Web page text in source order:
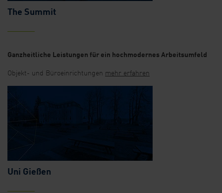
The Summit
Ganzheitliche Leistungen für ein hochmodernes Arbeitsumfeld
Objekt- und Büroeinrichtungen mehr erfahren
Uni Gießen